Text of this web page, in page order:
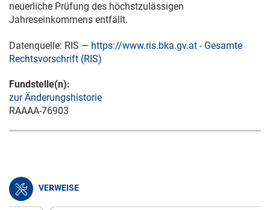
neuerliche Prüfung des höchstzulässigen
Jahreseinkommens entfällt.
Datenquelle: RIS — https://www.ris.bka.gv.at - Gesamte
Rechtsvorschrift (RIS)
Fundstelle(n):
zur Änderungshistorie
RAAAA-76903
VERWEISE